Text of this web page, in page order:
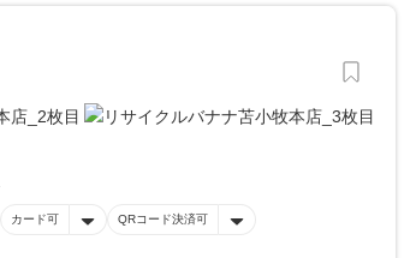
カード可 QRコード決済可